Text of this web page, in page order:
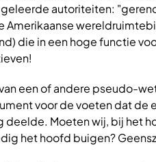
autoriteiten:
Amerikaanse
die in een hoge functie
een of andere pseudo-
voor de voeten dat de
Moeten wij, bij het
het hoofd buigen?